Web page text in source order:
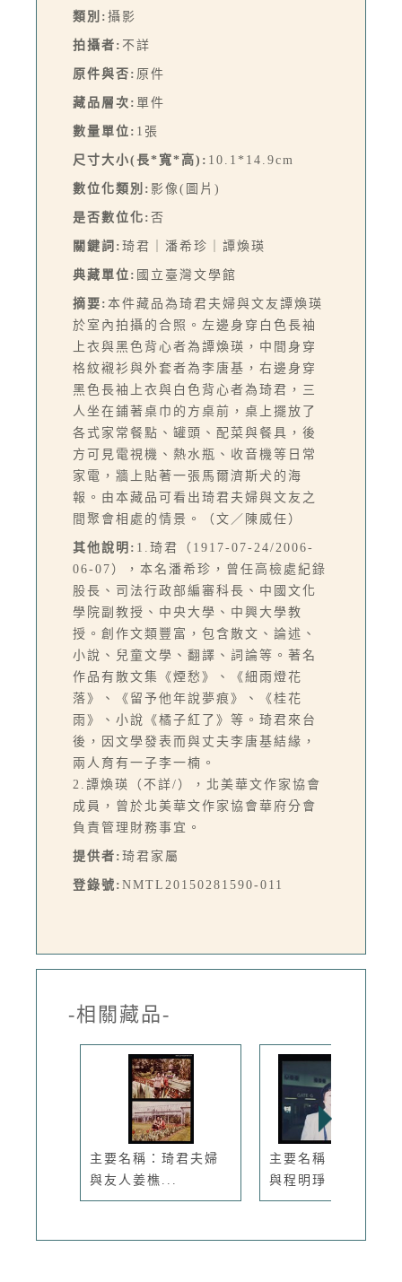
類別: 攝影
拍攝者: 不詳
原件與否: 原件
藏品層次: 單件
數量單位: 1張
尺寸大小(長*寬*高): 10.1*14.9cm
數位化類別: 影像(圖片)
是否數位化: 否
關鍵詞: 琦君｜潘希珍｜譚煥瑛
典藏單位: 國立臺灣文學館
摘要: 本件藏品為琦君夫婦與文友譚煥瑛
於室內拍攝的合照。左邊身穿白色長袖
上衣與黑色背心者為譚煥瑛，中間身穿
格紋襯衫與外套者為李唐基，右邊身穿
黑色長袖上衣與白色背心者為琦君，三
人坐在鋪著桌巾的方桌前，桌上擺放了
各式家常餐點、罐頭、配菜與餐具，後
方可見電視機、熱水瓶、收音機等日常
家電，牆上貼著一張馬爾濟斯犬的海
報。由本藏品可看出琦君夫婦與文友之
間聚會相處的情景。（文／陳威任）
其他說明: 1.琦君（1917-07-24/2006-
06-07），本名潘希珍，曾任高檢處紀錄
股長、司法行政部編審科長、中國文化
學院副教授、中央大學、中興大學教
授。創作文類豐富，包含散文、論述、
小說、兒童文學、翻譯、詞論等。著名
作品有散文集《煙愁》、《細雨燈花
落》、《留予他年說夢痕》、《桂花
雨》、小說《橘子紅了》等。琦君來台
後，因文學發表而與丈夫李唐基結緣，
兩人育有一子李一楠。
2.譚煥瑛（不詳/），北美華文作家協會
成員，曾於北美華文作家協會華府分會
負責管理財務事宜。
提供者: 琦君家屬
登錄號: NMTL20150281590-011
-相關藏品-
主要名稱：琦君夫婦
與友人姜樵...
主要名稱：琦君夫婦
與程明琤、...